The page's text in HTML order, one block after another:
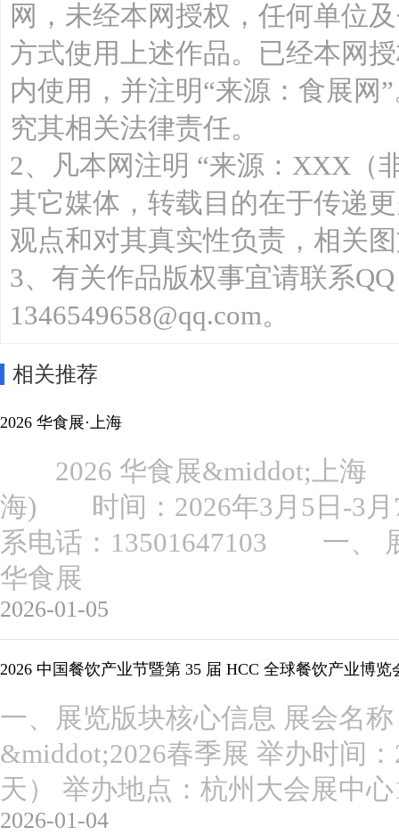
网，未经本网授权，任何单位
方式使用上述作品。已经本网
内使用，并注明“来源：食展网
究其相关法律责任。
2、凡本网注明 “来源：XXX（
其它媒体，转载目的在于传递
观点和对其真实性负责，相关
3、有关作品版权事宜请联系
1346549658@qq.com。
相关推荐
2026 华食展·上海
2026 华食展&middot;上海
海) 时间：2026年3月5日-
系电话：13501647103 一
华食展
2026-01-05
2026 中国餐饮产业节暨第 35 届 HCC 全球餐饮产业博览
一、展览版块核心信息 展会名
&middot;2026春季展 举办时间
天） 举办地点：杭州大会展中
2026-01-04